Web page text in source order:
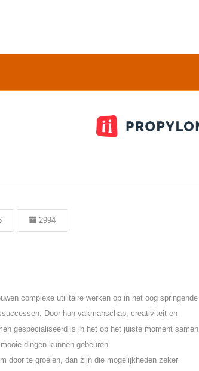
2994
complexe utilitaire werken op in het oog springende
Door hun vakmanschap, creativiteit en
gespecialiseerd is in het op het juiste moment samen
dingen kunnen gebeuren.
door te groeien, dan zijn die mogelijkheden zeker